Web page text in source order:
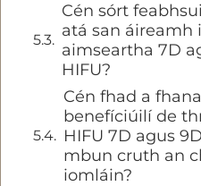
Cén sórt
atá san áireamh
aimseartha 7D
HIFU?
Cén fhad a
benefíciúilí de
HIFU 7D agus
mbun cruth an
iomláin?